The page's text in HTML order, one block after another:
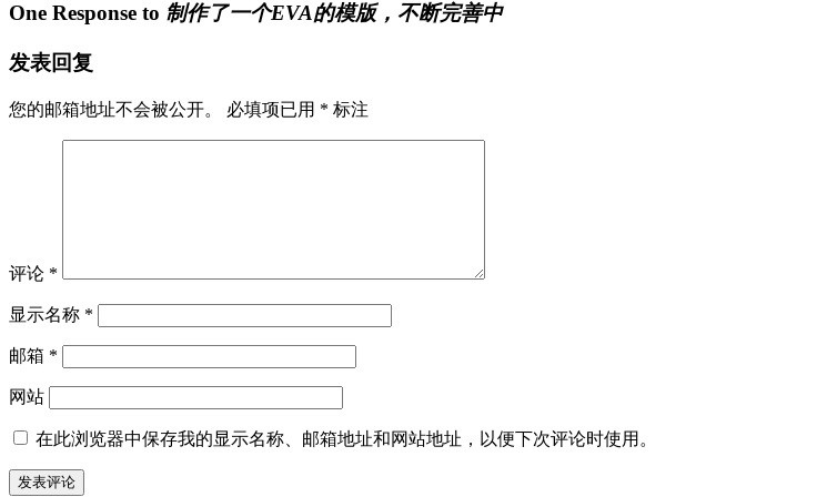
One Response to 制作了一个EVA的模版，不断完善中
发表回复
您的邮箱地址不会被公开。 必填项已用 * 标注
评论 *
显示名称 *
邮箱 *
网站
在此浏览器中保存我的显示名称、邮箱地址和网站地址，以便下次评论时使用。